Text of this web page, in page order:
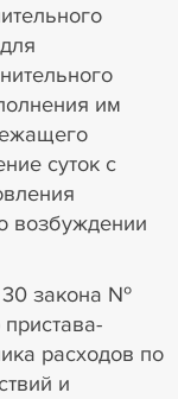
им
суток с
возбуждении
30 закона №
расходов по
и